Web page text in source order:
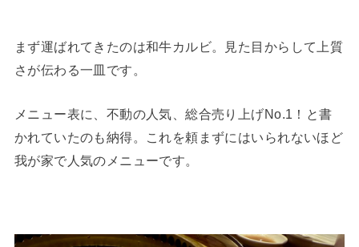
まず運ばれてきたのは和牛カルビ。見た目からして上質
さが伝わる一皿です。
メニュー表に、不動の人気、総合売り上げNo.1！と書
かれていたのも納得。これを頼まずにはいられないほど
我が家で人気のメニューです。